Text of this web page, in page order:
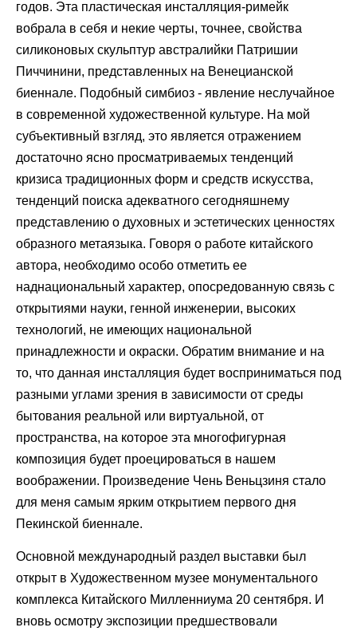
годов. Эта пластическая инсталляция-римейк
вобрала в себя и некие черты, точнее, свойства
силиконовых скульптур австралийки Патришии
Пиччинини, представленных на Венецианской
биеннале. Подобный симбиоз - явление неслучайное
в современной художественной культуре. На мой
субъективный взгляд, это является отражением
достаточно ясно просматриваемых тенденций
кризиса традиционных форм и средств искусства,
тенденций поиска адекватного сегодняшнему
представлению о духовных и эстетических ценностях
образного метаязыка. Говоря о работе китайского
автора, необходимо особо отметить ее
наднациональный характер, опосредованную связь с
открытиями науки, генной инженерии, высоких
технологий, не имеющих национальной
принадлежности и окраски. Обратим внимание и на
то, что данная инсталляция будет восприниматься под
разными углами зрения в зависимости от среды
бытования реальной или виртуальной, от
пространства, на которое эта многофигурная
композиция будет проецироваться в нашем
воображении. Произведение Чень Веньцзиня стало
для меня самым ярким открытием первого дня
Пекинской биеннале.
Основной международный раздел выставки был
открыт в Художественном музее монументального
комплекса Китайского Милленниума 20 сентября. И
вновь осмотру экспозиции предшествовали